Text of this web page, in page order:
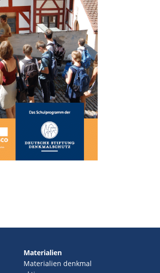
Materialien
Materialien denkmal